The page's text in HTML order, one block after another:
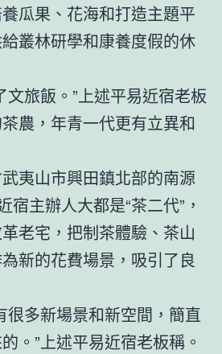
瓜果、花海和打造主題平
叢林研學和康養度假的休
文旅飯。”上述平易近宿老板
農，年青一代更有立異和
夷山市興田鎮北部的南源
宿主辦人大都是“茶二代”，
老宅，把制茶體驗、茶山
新的花費場景，吸引了良
很多新場景和新空間，簡直
。”上述平易近宿老板稱。